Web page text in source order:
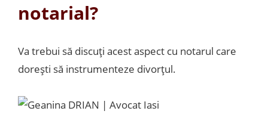
notarial?
Va trebui să discuți acest aspect cu notarul care
dorești să instrumenteze divorțul.